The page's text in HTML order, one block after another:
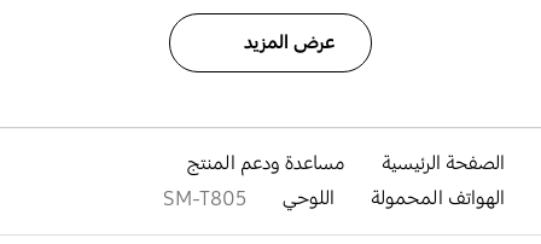
عرض المزيد
الصفحة الرئيسية
مساعدة ودعم المنتج
الهواتف المحمولة
اللوحي SM-T805